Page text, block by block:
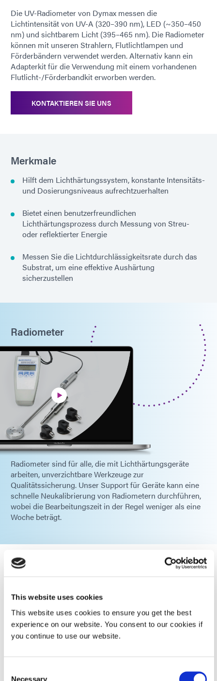
This website uses cookies
This website uses cookies to ensure you get the best
experience on our website. You consent to our cookies if
you continue to use our website.
Necessary
Die UV-Radiometer von Dymax messen die
Lichtintensität von UV-A (320–390 nm), LED (~350–450
nm) und sichtbarem Licht (395–465 nm). Die Radiometer
können mit unseren Strahlern, Flutlichtlampen und
Förderbändern verwendet werden. Alternativ kann ein
Adapterkit für die Verwendung mit einem vorhandenen
Flutlicht-/Förderbandkit erworben werden.
KONTAKTIEREN SIE UNS
Merkmale
Hilft dem Lichthärtungssystem, konstante Intensitäts-
und Dosierungsniveaus aufrechtzuerhalten
Bietet einen benutzerfreundlichen
Lichthärtungsprozess durch Messung von Streu-
oder reflektierter Energie
Messen Sie die Lichtdurchlässigkeitsrate durch das
Substrat, um eine effektive Aushärtung
sicherzustellen
Radiometer
Radiometer sind für alle, die mit Lichthärtungsgeräte
arbeiten, unverzichtbare Werkzeuge zur
Qualitätssicherung. Unser Support für Geräte kann eine
schnelle Neukalibrierung von Radiometern durchführen,
wobei die Bearbeitungszeit in der Regel weniger als eine
Woche beträgt.
Zur Verwendung mit UV-
Härtungssystemen. Kann mit allen
UV-Spots und UV-Flutlichtquellen
von Dymax verwendet werden.
Global (CE Marked)